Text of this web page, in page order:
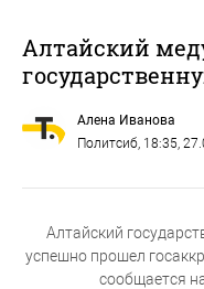
Алтайский
Алена Иванова
Политсиб, 18:35,
Алтайский
успешно прошел
сообщается